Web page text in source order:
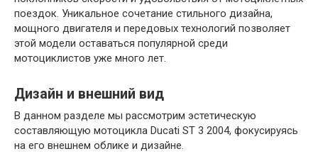
поездок. Уникальное сочетание стильного дизайна,
мощного двигателя и передовых технологий позволяет
этой модели оставаться популярной среди
мотоциклистов уже много лет.
Дизайн и внешний вид
В данном разделе мы рассмотрим эстетическую
составляющую мотоцикла Ducati ST 3 2004, фокусируясь
на его внешнем облике и дизайне.